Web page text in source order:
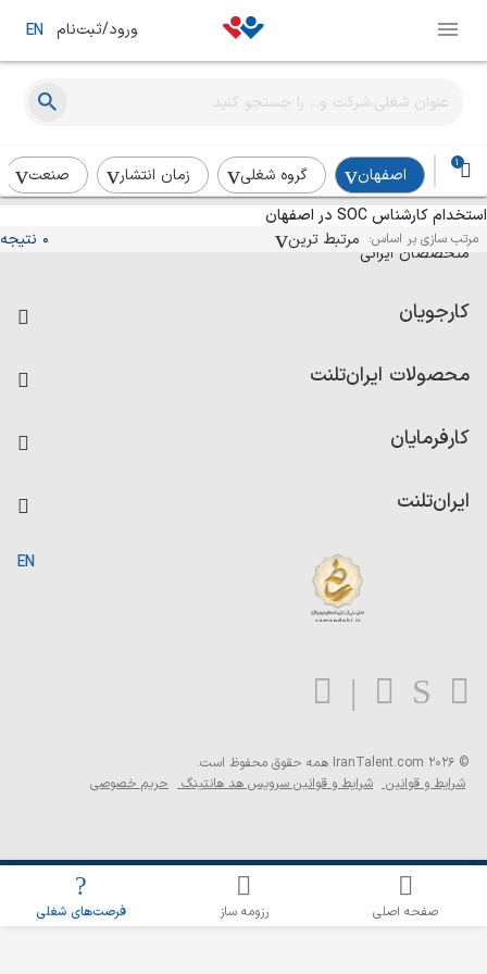
ورود/ثبت‌نام EN
1
اصفهان گروه شغلی زمان انتشار
صنعت
استخدام کارشناس SOC در اصفهان
مرتب سازی بر اساس: مرتبط ترین 0 نتیجه
اطلاع‌رسانی شغلی را برای این جستجو فعال کنید
آگهی‌های استخدام و همکاری برای
متخصصان ایرانی
کارجویان
رزومه ساز
امتیاز شرکت‌ها
محصولات ایران‌تلنت
کاردیکس
کارفرمایان
ایران‌تلنت
بلاگ
EN
© 2026 IranTalent.com
همه حقوق محفوظ است.
شرایط و قوانین شرایط و قوانین سرویس هد هانتینگ حریم خصوصی
صفحه اصلی رزومه ساز فرصت‌های شغلی